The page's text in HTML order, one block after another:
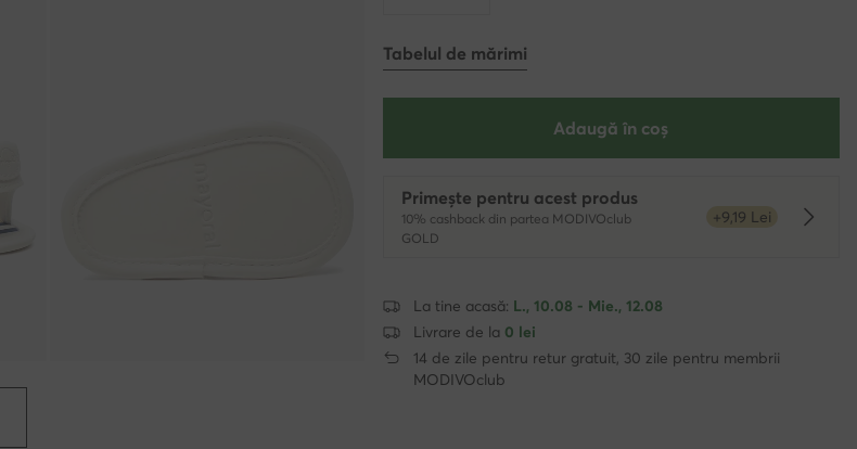
Tabelul de mărimi
Adaugă în coș
Primește pentru acest produs
10% cashback din partea MODIVOclub
GOLD
+9,19 Lei
La tine acasă: L., 10.08 - Mie., 12.08
Livrare de la 0 lei
14 de zile pentru retur gratuit, 30 zile pentru membrii
MODIVOclub